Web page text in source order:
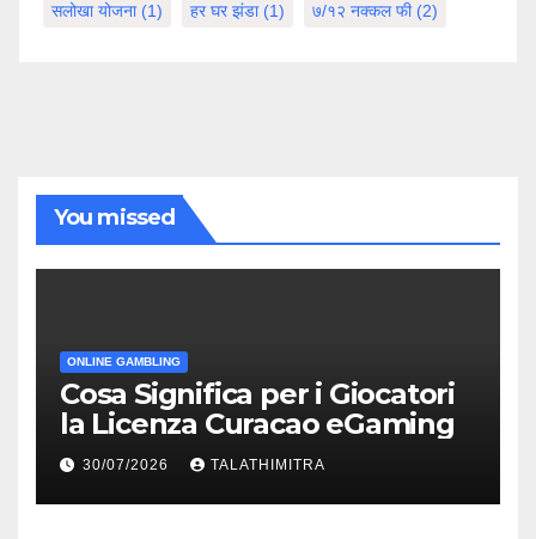
सलोखा योजना(1) हर घर झंडा(1) ७/१२ नक्कल फी(2)
You missed
ONLINE GAMBLING
Cosa Significa per i Giocatori
la Licenza Curacao eGaming
30/07/2026 TALATHIMITRA